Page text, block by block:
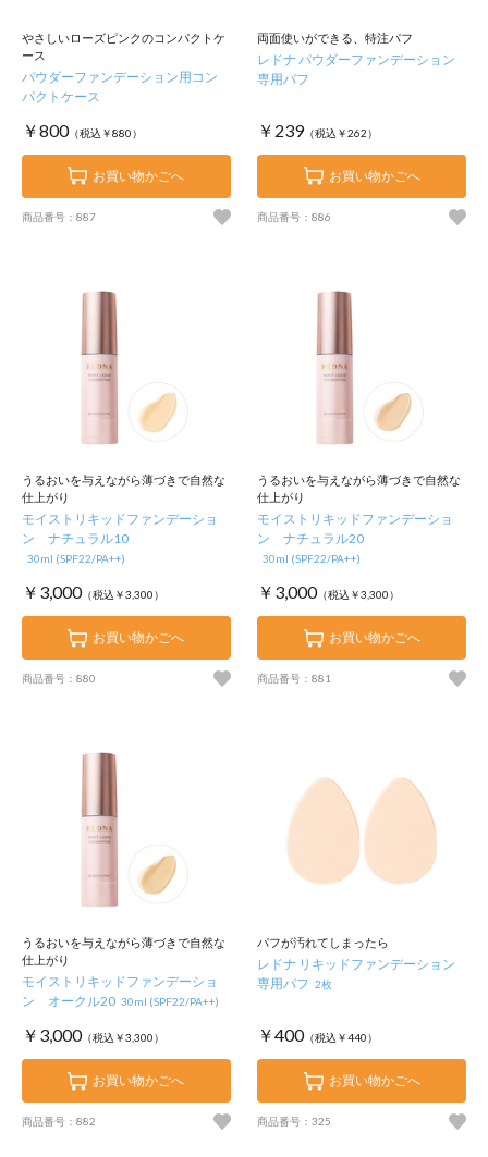
やさしいローズピンクのコンパクトケ
ース
パウダーファンデーション用コン
パクトケース
￥800（税込￥880）
お買い物かごへ
商品番号：887
両面使いができる、特注パフ
レドナ パウダーファンデーション
専用パフ
￥239（税込￥262）
お買い物かごへ
商品番号：886
うるおいを与えながら薄づきで自然な
仕上がり
モイストリキッドファンデーショ
ン ナチュラル10
30ml (SPF22/PA++)
￥3,000（税込￥3,300）
お買い物かごへ
商品番号：880
うるおいを与えながら薄づきで自然な
仕上がり
モイストリキッドファンデーショ
ン ナチュラル20
30ml (SPF22/PA++)
￥3,000（税込￥3,300）
お買い物かごへ
商品番号：881
うるおいを与えながら薄づきで自然な
仕上がり
モイストリキッドファンデーショ
ン オークル20 30ml (SPF22/PA++)
￥3,000（税込￥3,300）
お買い物かごへ
商品番号：882
パフが汚れてしまったら
レドナ リキッドファンデーション
専用パフ 2枚
￥400（税込￥440）
お買い物かごへ
商品番号：325